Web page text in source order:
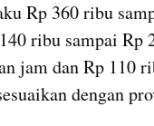
Rp 360 ribu
ribu sampai
jam dan Rp 110
dengan